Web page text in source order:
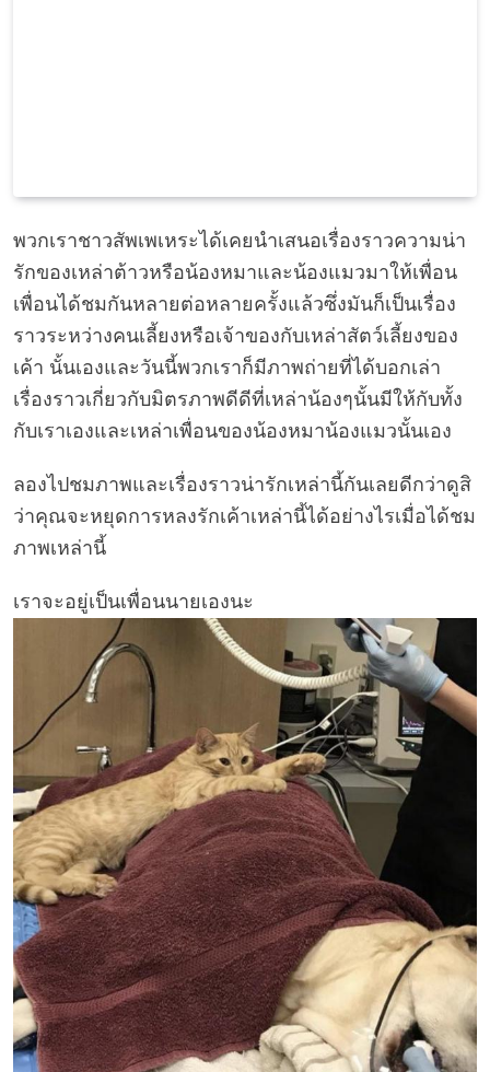
พวกเราชาวสัพเพเหระได้เคยนำเสนอเรื่องราวความน่า
รักของเหล่าต้าวหรือน้องหมาและน้องแมวมาให้เพื่อน
เพื่อนได้ชมกันหลายต่อหลายครั้งแล้วซึ่งมันก็เป็นเรื่อง
ราวระหว่างคนเลี้ยงหรือเจ้าของกับเหล่าสัตว์เลี้ยงของ
เค้า นั้นเองและวันนี้พวกเราก็มีภาพถ่ายที่ได้บอกเล่า
เรื่องราวเกี่ยวกับมิตรภาพดีดีที่เหล่าน้องๆนั้นมีให้กับทั้ง
กับเราเองและเหล่าเพื่อนของน้องหมาน้องแมวนั้นเอง
ลองไปชมภาพและเรื่องราวน่ารักเหล่านี้กันเลยดีกว่าดูสิ
ว่าคุณจะหยุดการหลงรักเค้าเหล่านี้ได้อย่างไรเมื่อได้ชม
ภาพเหล่านี้
เราจะอยู่เป็นเพื่อนนายเองนะ